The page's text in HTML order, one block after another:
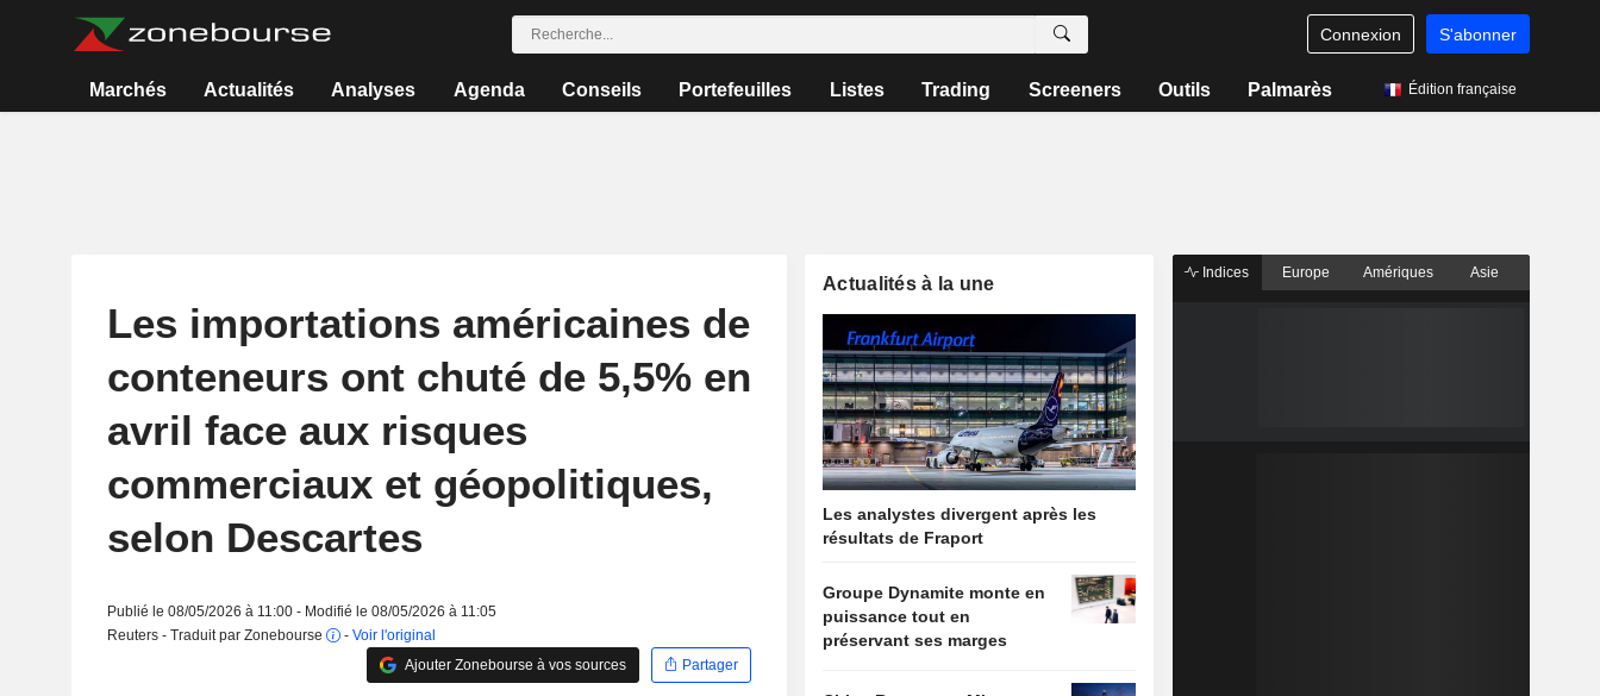
Connexion S'abonner
Marchés Actualités Analyses Agenda Conseils Portefeuilles Listes Trading Screeners Outils Palmarès Édition française
Les importations américaines de
conteneurs ont chuté de 5,5% en
avril face aux risques
commerciaux et géopolitiques,
selon Descartes
Publié le 08/05/2026 à 11:00 - Modifié le 08/05/2026 à 11:05
Reuters - Traduit par Zonebourse
- Voir l'original
Ajouter Zonebourse à vos sources
Partager
Actualités à la une
Les analystes divergent après les
résultats de Fraport
Groupe Dynamite monte en
puissance tout en
préservant ses marges
Indices Europe Amériques Asie